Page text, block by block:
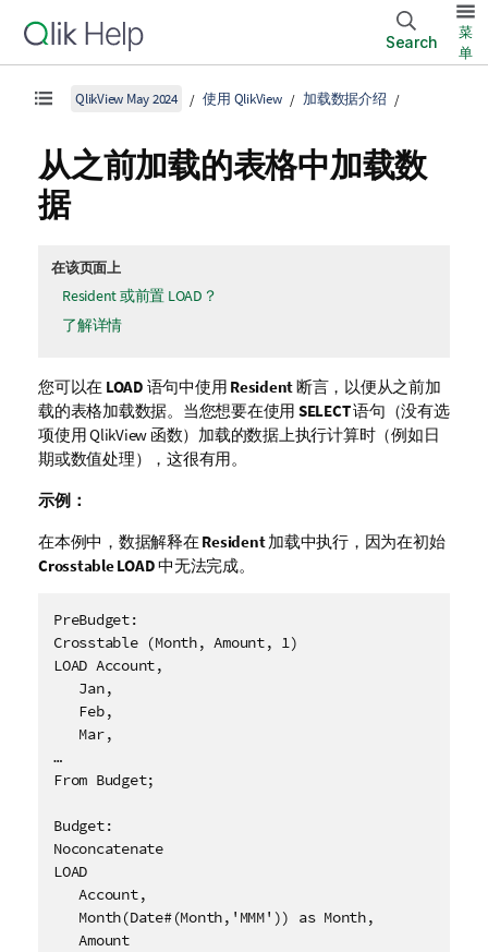
Search
菜
单
QlikView May 2024 使用 QlikView 加载数据介绍
从之前加载的表格中加载数
据
在该页面上
Resident 或前置 LOAD？
了解详情
您可以在 LOAD 语句中使用 Resident断言，以便从之前加
载的表格加载数据。当您想要在使用 SELECT语句（没有选
项使用QlikView 函数）加载的数据上执行计算时（例如日
期或数值处理），这很有用。
示例：
在本例中，数据解释在 Resident加载中执行，因为在初始
Crosstable LOAD中无法完成。
PreBudget:
Crosstable (Month, Amount, 1)
LOAD Account,
   Jan,
   Feb,
   Mar,
…
From Budget;
Budget:
Noconcatenate
LOAD
   Account,
   Month(Date#(Month,'MMM')) as Month,
   Amount